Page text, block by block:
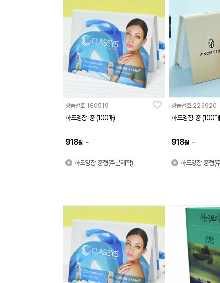
상품번호 180519
하드양장-중 (100매)
918원 ~
하드양장 중형(주문제작)
상품번호 223920
하드양장-중 (100
918원 ~
하드양장 중형(